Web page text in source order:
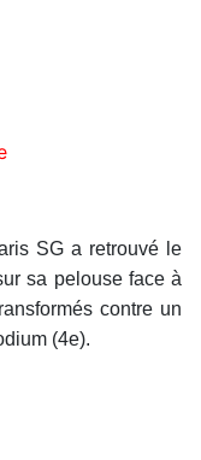
SG a retrouvé le
sa pelouse face à
contre un
(4e).